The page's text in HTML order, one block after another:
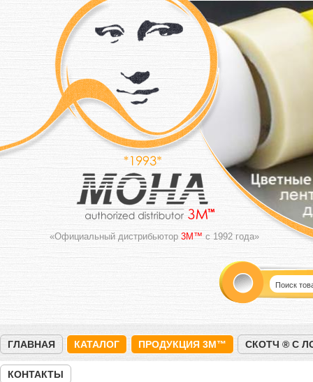
«Официальный дистрибьютор 3M™ с 1992 года»
ГЛАВНАЯ КАТАЛОГ ПРОДУКЦИЯ 3M™ СКОТЧ ® С
КОНТАКТЫ